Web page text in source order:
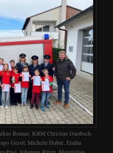
Renner, KBM Christian Dambeck-
Gerstl, Michelle Huber, Emilia